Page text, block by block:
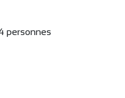
à 22h.
personnes